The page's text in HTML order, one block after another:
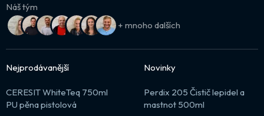
Náš tým
+ mnoho dalších
Nejprodávanější
CERESIT WhiteTeq 750ml
PU pěna pistolová
Novinky
Perdix 205 Čistič lepidel a
mastnot 500ml